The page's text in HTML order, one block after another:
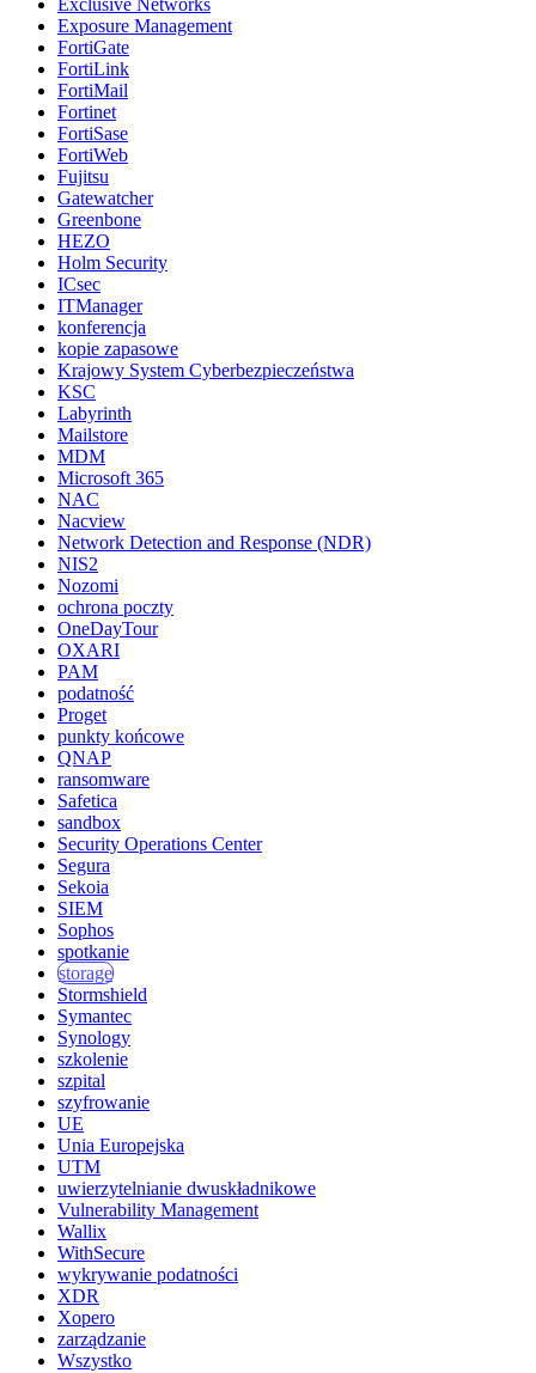
Exclusive Networks
Exposure Management
FortiGate
FortiLink
FortiMail
Fortinet
FortiSase
FortiWeb
Fujitsu
Gatewatcher
Greenbone
HEZO
Holm Security
ICsec
ITManager
konferencja
kopie zapasowe
Krajowy System Cyberbezpieczeństwa
KSC
Labyrinth
Mailstore
MDM
Microsoft 365
NAC
Nacview
Network Detection and Response (NDR)
NIS2
Nozomi
ochrona poczty
OneDayTour
OXARI
PAM
podatność
Proget
punkty końcowe
QNAP
ransomware
Safetica
sandbox
Security Operations Center
Segura
Sekoia
SIEM
Sophos
spotkanie
storage
Stormshield
Symantec
Synology
szkolenie
szpital
szyfrowanie
UE
Unia Europejska
UTM
uwierzytelnianie dwuskładnikowe
Vulnerability Management
Wallix
WithSecure
wykrywanie podatności
XDR
Xopero
zarządzanie
Wszystko